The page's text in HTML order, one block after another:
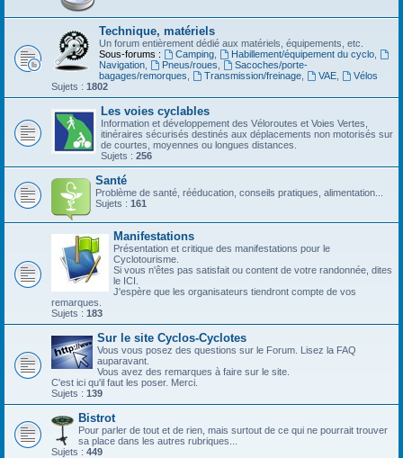
Technique, matériels
Un forum entièrement dédié aux matériels, équipements, etc.
Sous-forums :
Camping, Habillement/équipement du cyclo,
Navigation
Pneus/roues
Sacoches/porte-
bagages/remorques
Transmission/freinage, VAE,
Vélos
Sujets : 1802
Les voies cyclables
Information et développement des Véloroutes et Voies Vertes,
itinéraires sécurisés destinés aux déplacements non motorisés sur
de courtes, moyennes ou longues distances.
Sujets : 256
Santé
Problème de santé, rééducation, conseils pratiques, alimentation...
Sujets : 161
Manifestations
Présentation et critique des manifestations pour le
Cyclotourisme.
Si vous n'êtes pas satisfait ou content de votre randonnée, dites
le ICI.
J'espère que les organisateurs tiendront compte de vos
remarques.
Sujets : 183
Sur le site Cyclos-Cyclotes
Vous vous posez des questions sur le Forum. Lisez la FAQ
auparavant.
Vous avez des remarques à faire sur le site.
C'est ici qu'il faut les poser. Merci.
Sujets : 139
Bistrot
Pour parler de tout et de rien, mais surtout de ce qui ne pourrait trouver
sa place dans les autres rubriques...
Sujets : 449